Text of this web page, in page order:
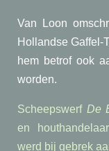
Van Loon
Hollandse Gaffel-
hem betrof ook
worden.
Scheepswerf De
en
werd bij gebrek